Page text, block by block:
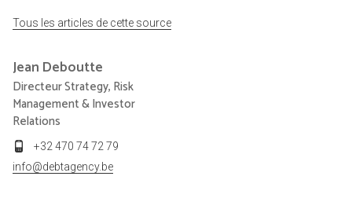
Tous les articles de cette source
Jean Deboutte
Directeur Strategy, Risk
Management & Investor
Relations
+32 470 74 72 79
info@debtagency.be